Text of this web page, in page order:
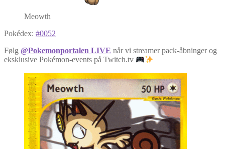
Meowth
Pokédex: #0052
Følg @Pokemonportalen LIVE når vi streamer pack-åbninger og
eksklusive Pokémon-events på Twitch.tv